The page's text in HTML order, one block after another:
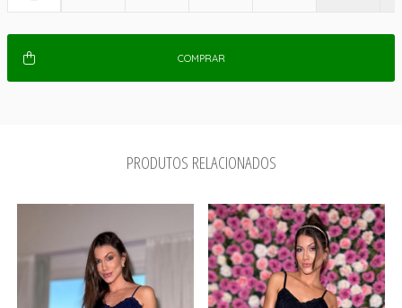
COMPRAR
PRODUTOS RELACIONADOS